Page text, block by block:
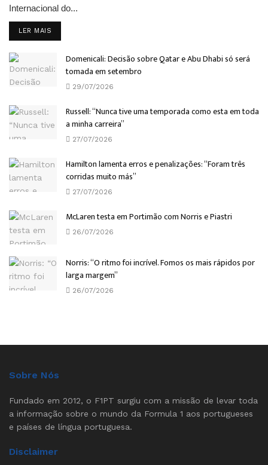
Internacional do...
LER MAIS
Domenicali: Decisão sobre Qatar e Abu Dhabi só será
tomada em setembro
29/07/2026
Russell: “Nunca tive uma temporada como esta em toda
a minha carreira”
27/07/2026
Hamilton lamenta erros e penalizações: “Foram três
corridas muito más”
27/07/2026
McLaren testa em Portimão com Norris e Piastri
26/07/2026
Norris: “O ritmo foi incrível. Fomos os mais rápidos por
larga margem”
26/07/2026
Sobre Nós
Fundado em 2012, o F1PT surgiu com a missão de levar toda
a informação sobre o mundo da Formula 1 aos portugueses
e países de língua portuguesa.
Disclaimer